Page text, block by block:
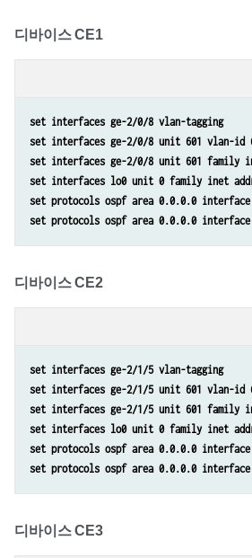
set protocols ldp interface ge-2/0/10.0
set routing-instances customer protocols
set routing-options router-id
디바이스 CE1
set interfaces ge-2/0/8 vlan-tagging
set interfaces ge-2/0/8 unit 601 vlan-id
set interfaces ge-2/0/8 unit 601 family
set interfaces lo0 unit 0 family inet
set protocols ospf area 0.0.0.0
set protocols ospf area 0.0.0.0 interface
디바이스 CE2
set interfaces ge-2/1/5 vlan-tagging
set interfaces ge-2/1/5 unit 601 vlan-id
set interfaces ge-2/1/5 unit 601 family
set interfaces lo0 unit 0 family inet
set protocols ospf area 0.0.0.0
set protocols ospf area 0.0.0.0 interface
디바이스 CE3